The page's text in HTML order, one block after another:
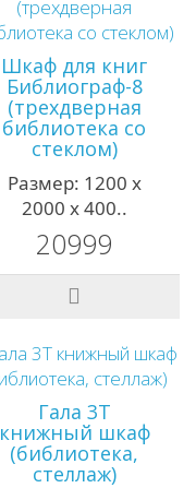
Шкаф для книг
Библиограф-8
(трехдверная
библиотека со
стеклом)
Размер: 1200 х
2000 х 400..
20999
Гала 3Т
книжный шкаф
(библиотека,
стеллаж)